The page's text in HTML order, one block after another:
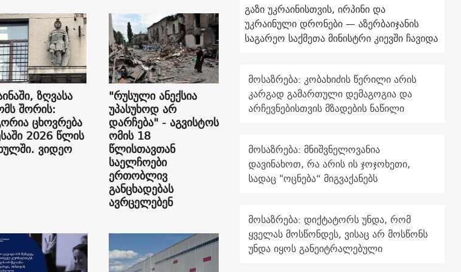
ზღვასა
შორის:
ცხოვრება
2026 წლის
ვიდეო
"რუსული ანექსია
უპასუხოდ არ
დარჩება" - აგვისტოს
ომის 18
წლისთავთან
საელჩოები
ერთობლივ
განცხადებას
ავრცელებენ
გაზი უკრაინისთვის, ირპინი და
უკრაინული დრონები — აზერბაიჯანის
საგარეო საქმეთა მინისტრი კიევში ჩავიდა
მოსაზრება: კობახიძის წერილი არის
კარგად გამართული დემაგოგია და
არჩევნებისთვის მზადების ნაწილი
მოსაზრება: მნიშვნელოვანია
დავინახოთ, რა არის ის ჯოჯოხეთი,
სადაც "ოცნება“ მიგვაქანებს
მოსაზრება: დიქტატორს უნდა, რომ
ყველას მოსწონდეს, ვისაც არ მოსწონს
უნდა იყოს განეიტრალებული